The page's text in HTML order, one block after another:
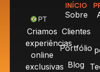
PT
Criamos
experiências
online
exclusivas
INÍCIO
Sobre
Clientes
Portfólio
Blog